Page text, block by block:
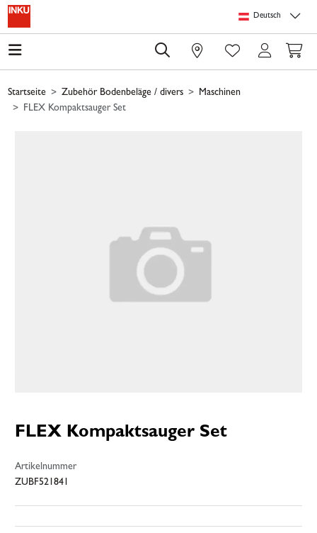
Springe zu Hauptinhalt
Deutsch
0
Startseite Zubehör Bodenbeläge / divers
Maschinen
FLEX Kompaktsauger Set
FLEX Kompaktsauger Set
Artikelnummer
ZUBF521841